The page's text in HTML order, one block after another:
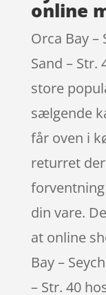
online
Orca Bay –
Sand – Str.
store
sælgende
får oven i
returret
din vare.
at online
Bay –
– Str. 40